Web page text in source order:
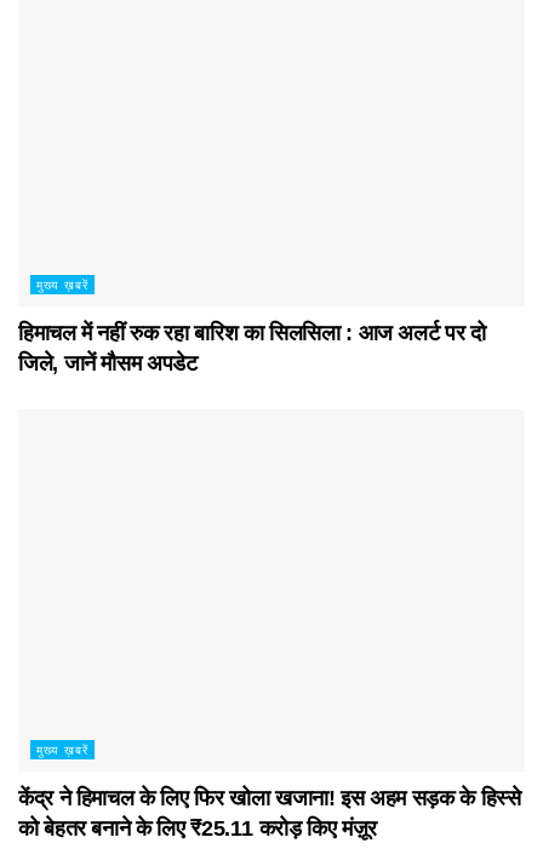
मुख्य ख़बरें
हिमाचल में नहीं रुक रहा बारिश का सिलसिला : आज अलर्ट पर दो
जिले, जानें मौसम अपडेट
मुख्य ख़बरें
केंद्र ने हिमाचल के लिए फिर खोला खजाना! इस अहम सड़क के हिस्से
को बेहतर बनाने के लिए ₹25.11 करोड़ किए मंज़ूर